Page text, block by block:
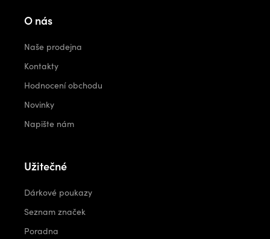
O nás
Naše prodejna
Kontakty
Hodnocení obchodu
Novinky
Napište nám
Užitečné
Dárkové poukazy
Seznam značek
Poradna